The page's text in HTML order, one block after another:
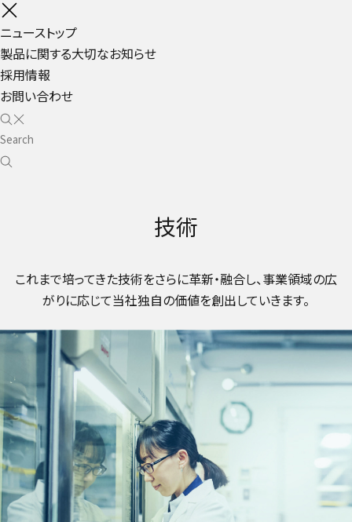
ニューストップ
製品に関する大切なお知らせ
採用情報
お問い合わせ
技術
これまで培ってきた技術をさらに革新・融合し、事業領域の広
がりに応じて当社独自の価値を創出していきます。